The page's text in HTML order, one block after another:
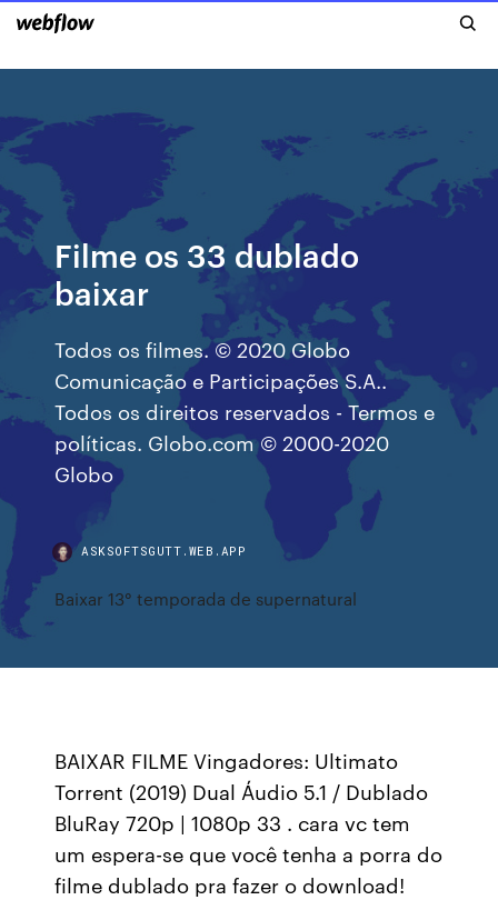
Filme os 33 dublado
baixar
Todos os filmes. © 2020 Globo
Comunicação e Participações S.A..
Todos os direitos reservados - Termos e
políticas. Globo.com © 2000-2020
Globo
ASKSOFTSGUTT.WEB.APP
Baixar 13° temporada de supernatural
BAIXAR FILME Vingadores: Ultimato
Torrent (2019) Dual Áudio 5.1 / Dublado
BluRay 720p | 1080p 33 . cara vc tem
um espera-se que você tenha a porra do
filme dublado pra fazer o download!